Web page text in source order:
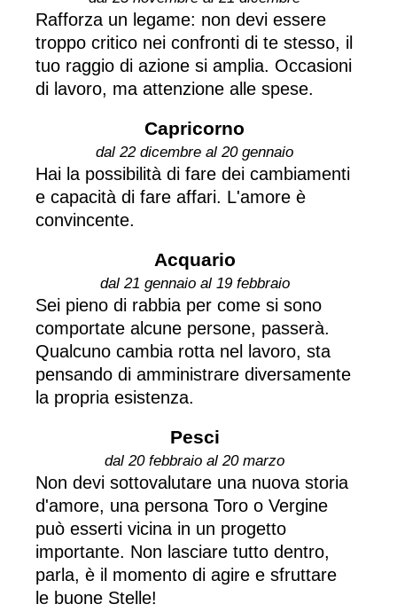
Rafforza un legame: non devi essere
troppo critico nei confronti di te stesso, il
tuo raggio di azione si amplia. Occasioni
di lavoro, ma attenzione alle spese.
Capricorno
dal 22 dicembre al 20 gennaio
Hai la possibilità di fare dei cambiamenti
e capacità di fare affari. L'amore è
convincente.
Acquario
dal 21 gennaio al 19 febbraio
Sei pieno di rabbia per come si sono
comportate alcune persone, passerà.
Qualcuno cambia rotta nel lavoro, sta
pensando di amministrare diversamente
la propria esistenza.
Pesci
dal 20 febbraio al 20 marzo
Non devi sottovalutare una nuova storia
d'amore, una persona Toro o Vergine
può esserti vicina in un progetto
importante. Non lasciare tutto dentro,
parla, è il momento di agire e sfruttare
le buone Stelle!